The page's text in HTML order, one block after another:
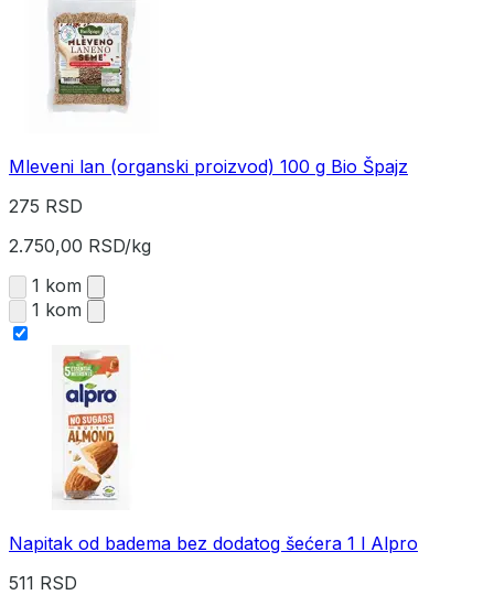
Mleveni lan (organski proizvod) 100 g Bio Špajz
275 RSD
2.750,00 RSD/kg
1 kom
1 kom
Napitak od badema bez dodatog šećera 1 l Alpro
511 RSD